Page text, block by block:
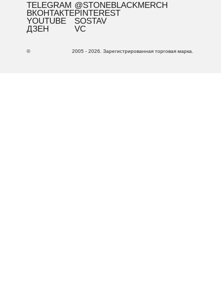
TELEGRAM
ВКОНТАКТЕ
YOUTUBE
ДЗЕН
@STONEBLACKMERCH
PINTEREST
SOSTAV
VC
© 2005 - 2026. Зарегистрированная торговая марка.